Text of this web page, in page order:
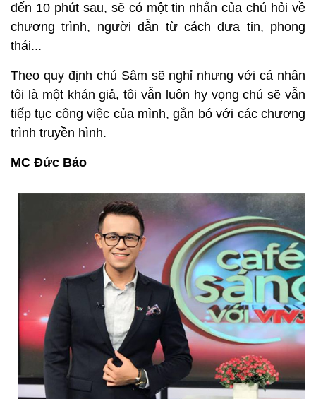
đến 10 phút sau, sẽ có một tin nhắn của chú hỏi về
chương trình, người dẫn từ cách đưa tin, phong
thái...
Theo quy định chú Sâm sẽ nghỉ nhưng với cá nhân
tôi là một khán giả, tôi vẫn luôn hy vọng chú sẽ vẫn
tiếp tục công việc của mình, gắn bó với các chương
trình truyền hình.
MC Đức Bảo